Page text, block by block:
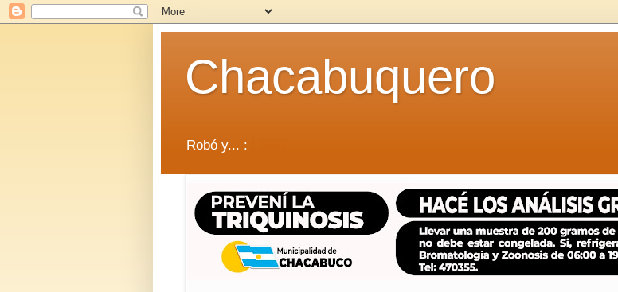
Chacabuquero
Robó y... :